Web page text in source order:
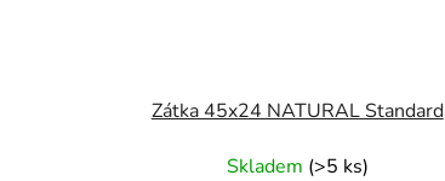
Zátka 45x24 NATURAL Standard
Skladem (>5 ks)